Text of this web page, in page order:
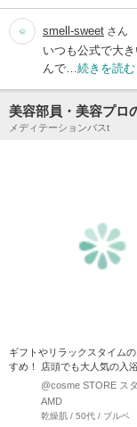
smell-sweet さん
いつも公式で大
んで… 続きを読む
美容部員・美容プロ
メディテーションバスt
ギフトやリラックスタイム
すめ！ 店頭でも大人気の入
〈メディテーションバス…
@cosme STORE ス
AMD
乾燥肌 / 50代 / ブルベ